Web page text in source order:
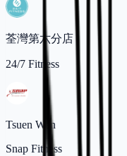
荃灣第六分店
24/7 Fitness
Tsuen Wan
Snap Fitness